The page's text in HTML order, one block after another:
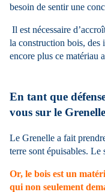
besoin de sentir une
Il est nécessaire
la construction bois, des
encore plus ce matériau
En tant que
vous sur le
Le Grenelle a fait
terre sont épuisables. Le
Or, le bois est un
qui non seulement